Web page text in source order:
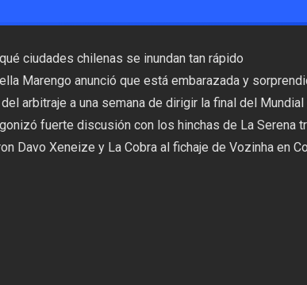
ciudades chilenas se inundan tan rápido
Marengo anunció que está embarazada y
arbitraje a una semana de dirigir la final del Mundial
fuerte discusión con los hinchas de La Serena
Davo Xeneize y La Cobra al fichaje de Vozinha en